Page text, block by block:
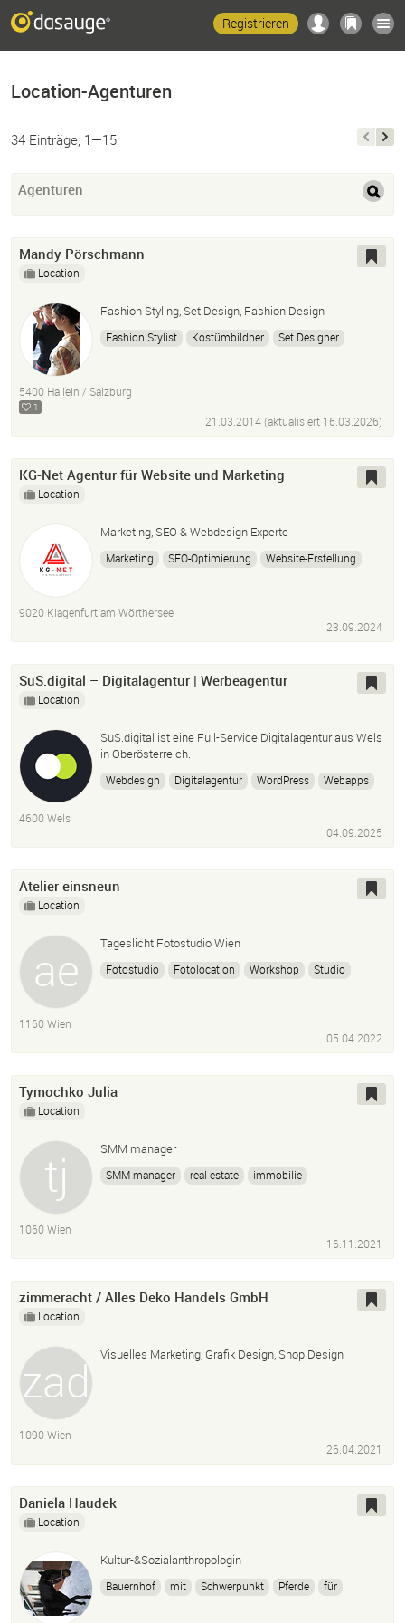
Registrieren
Location-Agenturen
34 Einträge, 1—15:
Agenturen
Mandy Pörschmann
Location
Fashion Styling, Set Design, Fashion Design
Fashion Stylist Kostümbildner
Set Designer
5400 Hallein / Salzburg
1
21.03.2014 (aktualisiert 16.03.2026)
KG-Net Agentur für Website und Marketing
Location
Marketing, SEO & Webdesign Experte
Marketing SEO-Optimierung
Website-Erstellung
9020 Klagenfurt am Wörthersee
23.09.2024
SuS.digital – Digitalagentur | Werbeagentur
Location
SuS.digital ist eine Full-Service Digitalagentur aus Wels
in Oberösterreich.
Webdesign Digitalagentur WordPress
Webapps
4600 Wels
04.09.2025
Atelier einsneun
Location
Tageslicht Fotostudio Wien
Fotostudio Fotolocation Workshop
Studio
1160 Wien
05.04.2022
Tymochko Julia
Location
SMM manager
SMM manager real estate immobilie
1060 Wien
16.11.2021
zimmeracht / Alles Deko Handels GmbH
Location
Visuelles Marketing, Grafik Design, Shop Design
1090 Wien
26.04.2021
Daniela Haudek
Location
Kultur-&Sozialanthropologin
Bauernhof mit Schwerpunkt Pferde
für